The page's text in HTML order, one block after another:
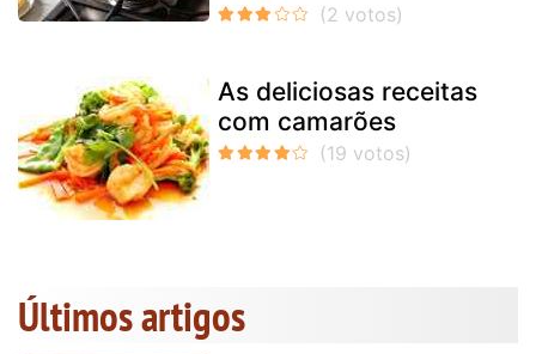
As deliciosas receitas
com camarões
Últimos artigos